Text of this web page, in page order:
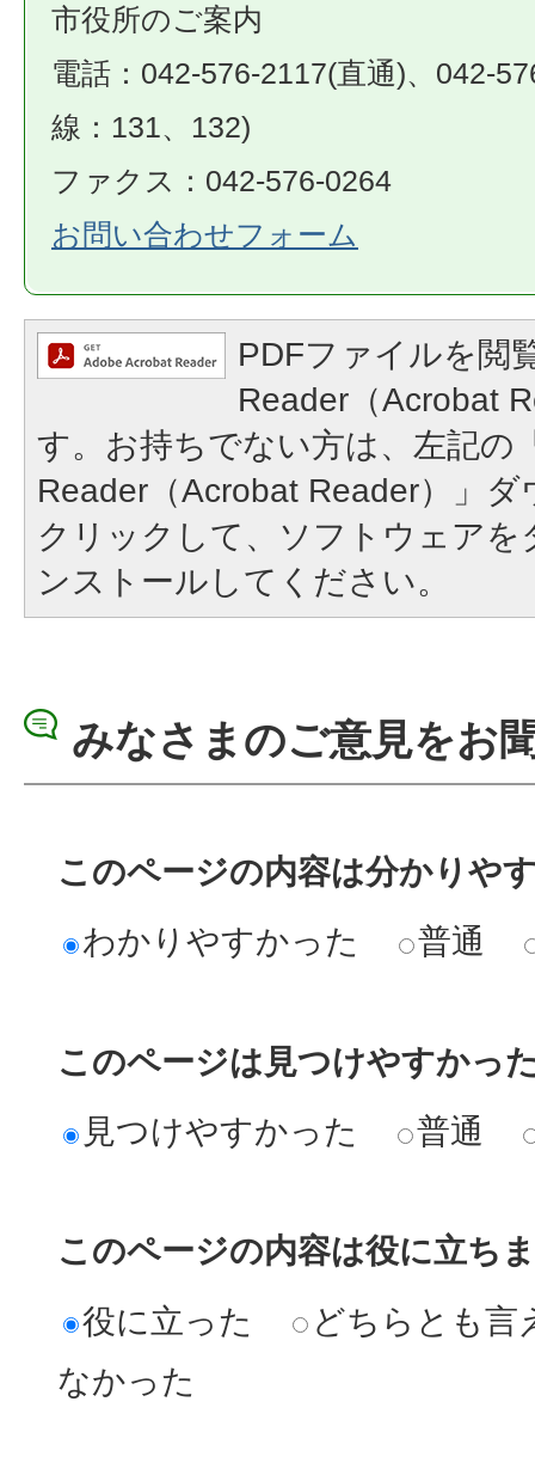
市役所のご案内
電話：042-576-2117(直通)、042-
線：131、132)
ファクス：042-576-0264
お問い合わせフォーム
PDFファイルを閲
Reader（Acrobat
す。お持ちでない方は、左記の
Reader（Acrobat Reader）」
クリックして、ソフトウェア
ンストールしてください。
みなさまのご意見をお
このページの内容は分かりや
わかりやすかった
普通
このページは見つけやすかっ
見つけやすかった
普通
このページの内容は役に立ち
役に立った
どちらとも言
なかった